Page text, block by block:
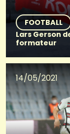
FOOTBALL
Lars Gerson
formateur
14/05/2021